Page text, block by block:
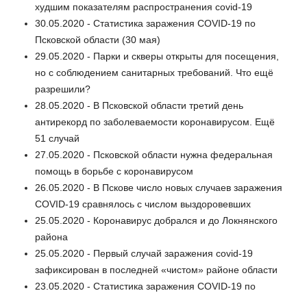
худшим показателям распространения covid-19
30.05.2020 - Статистика заражения COVID-19 по
Псковской области (30 мая)
29.05.2020 - Парки и скверы открыты для посещения,
но с соблюдением санитарных требований. Что ещё
разрешили?
28.05.2020 - В Псковской области третий день
антирекорд по заболеваемости коронавирусом. Ещё
51 случай
27.05.2020 - Псковской области нужна федеральная
помощь в борьбе с коронавирусом
26.05.2020 - В Пскове число новых случаев заражения
COVID-19 сравнялось с числом выздоровевших
25.05.2020 - Коронавирус добрался и до Локнянского
района
25.05.2020 - Первый случай заражения covid-19
зафиксирован в последней «чистом» районе области
23.05.2020 - Статистика заражения COVID-19 по